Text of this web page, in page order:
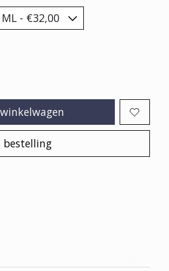
bestelling